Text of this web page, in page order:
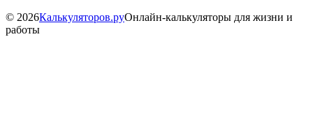
© 2026Калькуляторов.руОнлайн-калькуляторы для жизни и
работы